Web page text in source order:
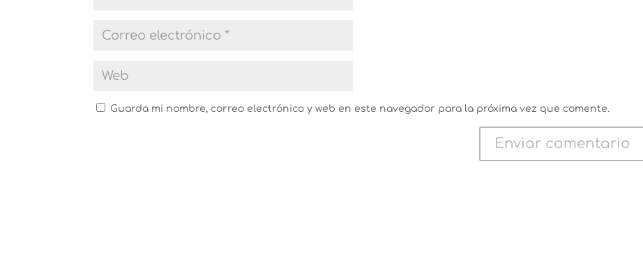
Guarda mi nombre, correo electrónico y web en este navegador para la próxima vez que comente.